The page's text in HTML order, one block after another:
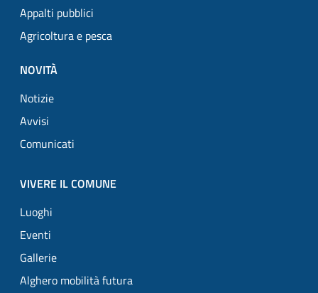
Appalti pubblici
Agricoltura e pesca
NOVITÀ
Notizie
Avvisi
Comunicati
VIVERE IL COMUNE
Luoghi
Eventi
Gallerie
Alghero mobilità futura